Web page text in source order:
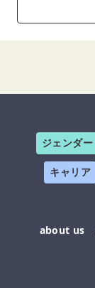
ジェンダー
キャリア
about us